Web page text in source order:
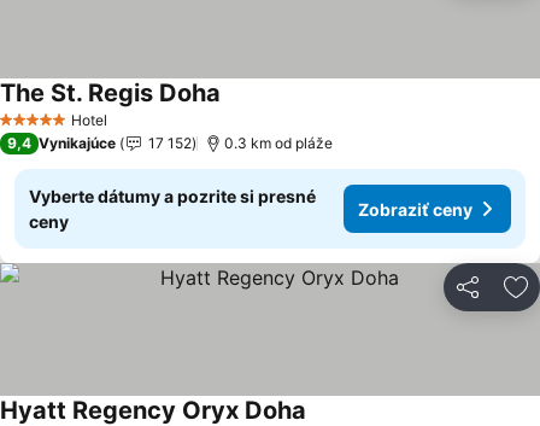
5 Počet hviezdičiek
Hotel
The St. Regis Doha
9,4 Vynikajúce 17 152 0.3 km od pláže
Vyberte dátumy a pozrite si presné
ceny
Zobraziť ceny
Zdieľať
Hyatt Regency Oryx Doha